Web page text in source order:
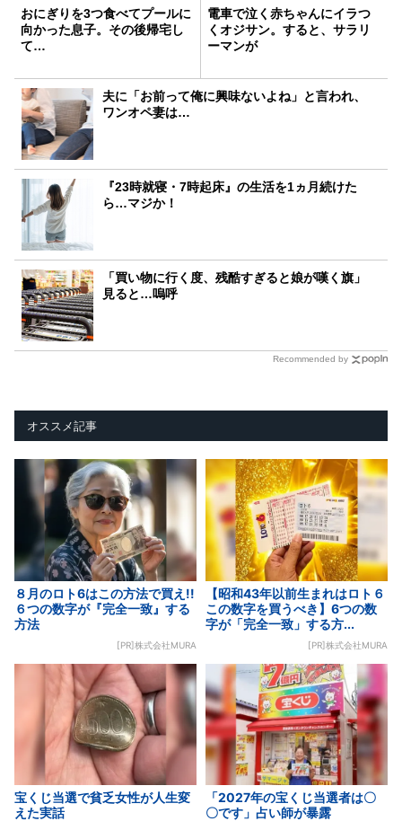
おにぎりを3つ食べてプールに
向かった息子。その後帰宅し
て…
電車で泣く赤ちゃんにイラつ
くオジサン。すると、サラリ
ーマンが
夫に「お前って俺に興味ないよね」と言われ、
ワンオペ妻は…
『23時就寝・7時起床』の生活を1ヵ月続けた
ら…マジか！
「買い物に行く度、残酷すぎると娘が嘆く旗」
見ると…嗚呼
Recommended by
オススメ記事
８月のロト6はこの方法で買え!!
６つの数字が『完全一致』する
方法
[PR]株式会社MURA
【昭和43年以前生まれはロト６
この数字を買うべき】6つの数
字が「完全一致」する方...
[PR]株式会社MURA
宝くじ当選で貧乏女性が人生変
えた実話
「2027年の宝くじ当選者は〇
〇です」占い師が暴露